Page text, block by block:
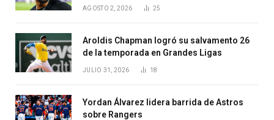
AGOSTO 2, 2026 25
Aroldis Chapman logró su salvamento 26
de la temporada en Grandes Ligas
JULIO 31, 2026 18
Yordan Álvarez lidera barrida de Astros
sobre Rangers